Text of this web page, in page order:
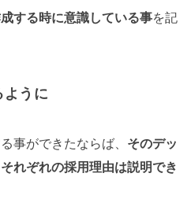
する時に意識している事を記
ように
事ができたならば、 そのデッ
れぞれの採用理由は説明でき